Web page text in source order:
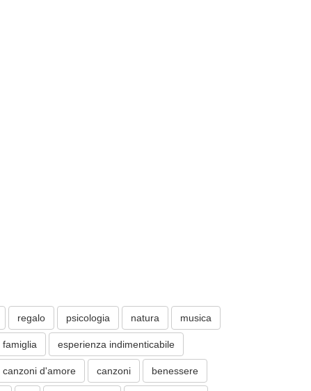
regalo psicologia natura musica
famiglia esperienza indimenticabile
canzoni d'amore canzoni benessere